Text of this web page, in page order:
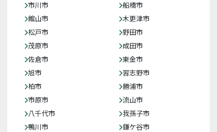
市川市
船橋市
館山市
木更津市
松戸市
野田市
茂原市
成田市
佐倉市
東金市
旭市
習志野市
柏市
勝浦市
市原市
流山市
八千代市
我孫子市
鴨川市
鎌ケ谷市